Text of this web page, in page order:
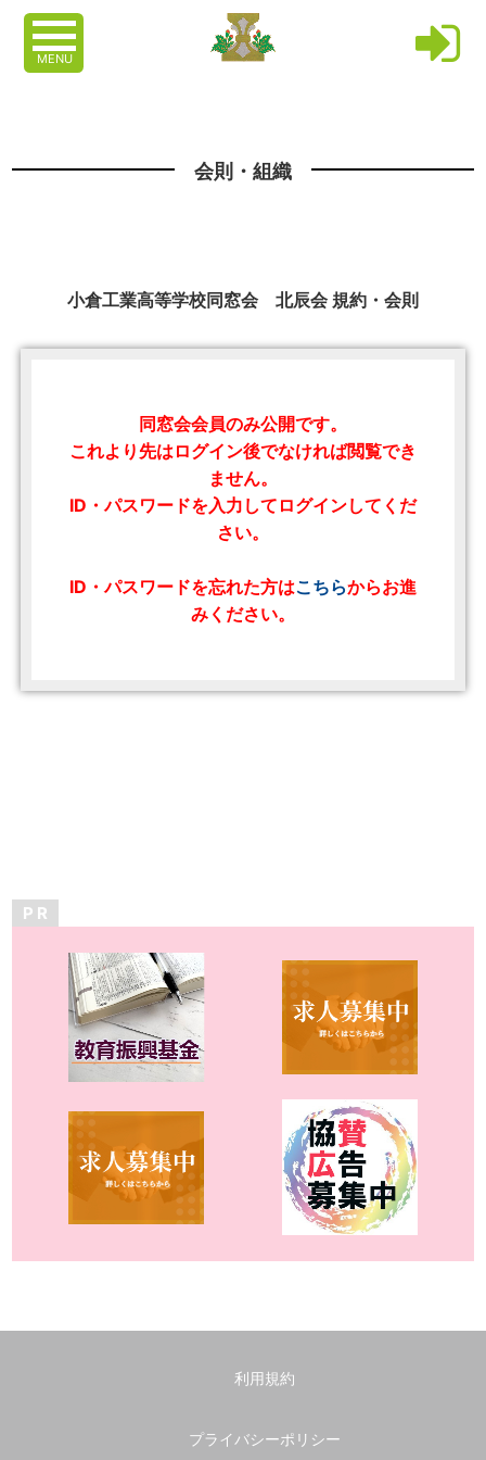
MENU
会則・組織
小倉工業高等学校同窓会 北辰会 規約・会則
同窓会会員のみ公開です。
これより先はログイン後でなければ閲覧でき
ません。
ID・パスワードを入力してログインしてくだ
さい。
ID・パスワードを忘れた方はこちらからお進
みください。
P R
利用規約
プライバシーポリシー